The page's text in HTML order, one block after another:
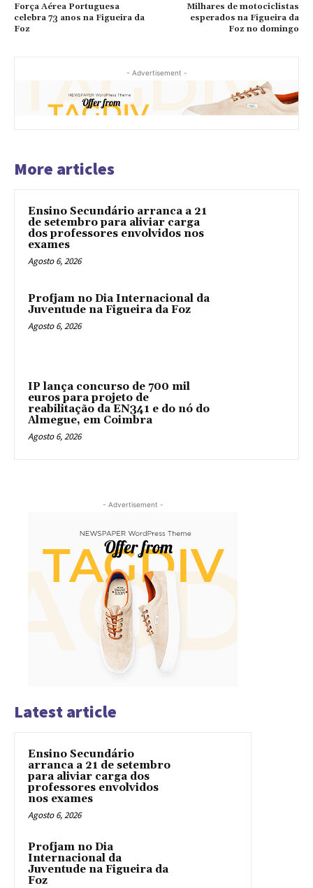
Força Aérea Portuguesa
celebra 73 anos na Figueira da
Foz
Milhares de motociclistas
esperados na Figueira da
Foz no domingo
- Advertisement -
More articles
Ensino Secundário arranca a 21
de setembro para aliviar carga
dos professores envolvidos nos
exames
Agosto 6, 2026
Profjam no Dia Internacional da
Juventude na Figueira da Foz
Agosto 6, 2026
IP lança concurso de 700 mil
euros para projeto de
reabilitação da EN341 e do nó do
Almegue, em Coimbra
Agosto 6, 2026
- Advertisement -
Latest article
Ensino Secundário
arranca a 21 de setembro
para aliviar carga dos
professores envolvidos
nos exames
Agosto 6, 2026
Profjam no Dia
Internacional da
Juventude na Figueira da
Foz